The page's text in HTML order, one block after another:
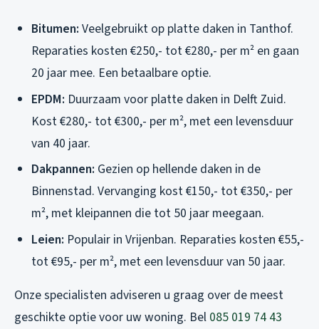
Bitumen: Veelgebruikt op platte daken in Tanthof.
Reparaties kosten €250,- tot €280,- per m² en gaan
20 jaar mee. Een betaalbare optie.
EPDM: Duurzaam voor platte daken in Delft Zuid.
Kost €280,- tot €300,- per m², met een levensduur
van 40 jaar.
Dakpannen: Gezien op hellende daken in de
Binnenstad. Vervanging kost €150,- tot €350,- per
m², met kleipannen die tot 50 jaar meegaan.
Leien: Populair in Vrijenban. Reparaties kosten €55,-
tot €95,- per m², met een levensduur van 50 jaar.
Onze specialisten adviseren u graag over de meest
geschikte optie voor uw woning. Bel 085 019 74 43